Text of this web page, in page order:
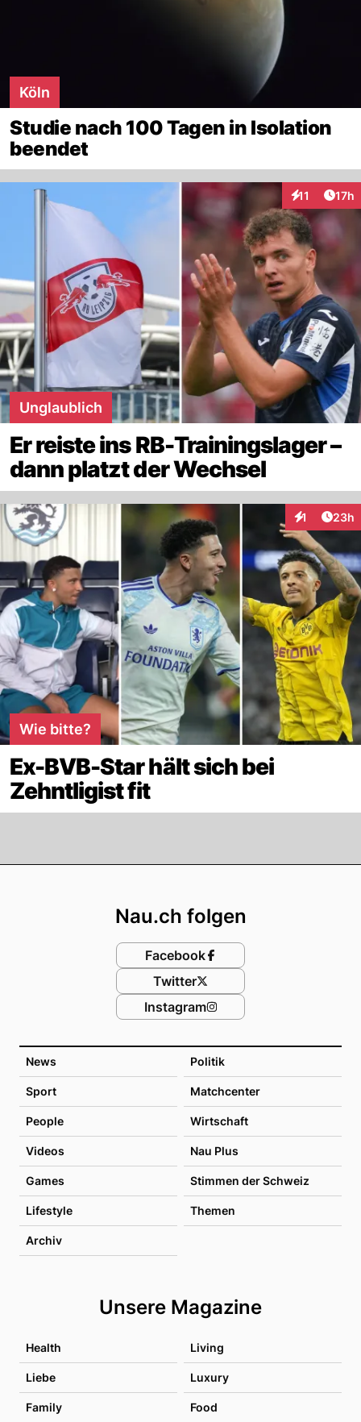
Köln
Studie nach 100 Tagen in Isolation
beendet
11
Interaktionen
17h
Unglaublich
Er reiste ins RB-Trainingslager –
dann platzt der Wechsel
1
Interaktionen
23h
Wie bitte?
Ex-BVB-Star hält sich bei
Zehntligist fit
News Politik
Sport Matchcenter
People Wirtschaft
Videos Nau Plus
Games Stimmen der Schweiz
Lifestyle Themen
Archiv
Unsere Magazine
Health Living
Liebe Luxury
Family Food
Nau.ch folgen
Facebook
Twitter
Instagram